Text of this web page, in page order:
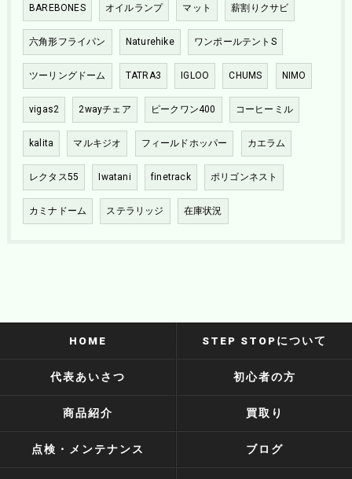
BAREBONES オイルランプ マット 薪割りクサビ
六角形フライパン Naturehike ワンポールテントS
ツーリングドーム TATRA3 IGLOO CHUMS NIMO
vigas2 2wayチェア ピークワン400 コーヒーミル
kalita マルキジオ フィールドホッパー カエラム
レクタス55 Iwatani finetrack ポリゴンネスト
カミナドーム ステラリッジ 在庫状況
HOME STEP STOPについて
代表あいさつ 初心者の方
商品紹介 買取り
点検・メンテナンス ブログ